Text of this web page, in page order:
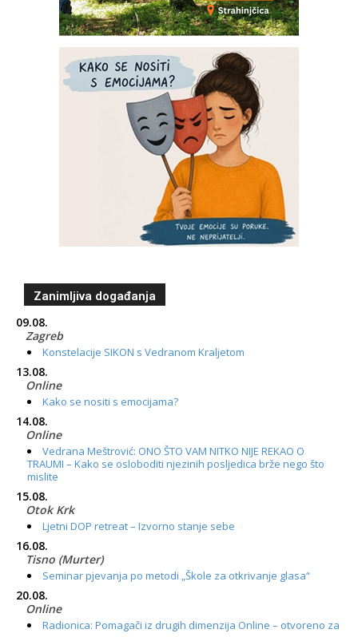
Zanimljiva događanja
09.08.
Zagreb
Konstelacije SIKON s Vedranom Kraljetom
13.08.
Online
Kako se nositi s emocijama?
14.08.
Online
Vedrana Meštrović: ONO ŠTO VAM NITKO NIJE REKAO O
TRAUMI – Kako se osloboditi njezinih posljedica brže nego što
mislite
15.08.
Otok Krk
Ljetni DOP retreat – Izvorno stanje sebe
16.08.
Tisno (Murter)
Seminar pjevanja po metodi „Škole za otkrivanje glasa“
20.08.
Online
Radionica: Pomagači iz drugih dimenzija Online – otvoreno za